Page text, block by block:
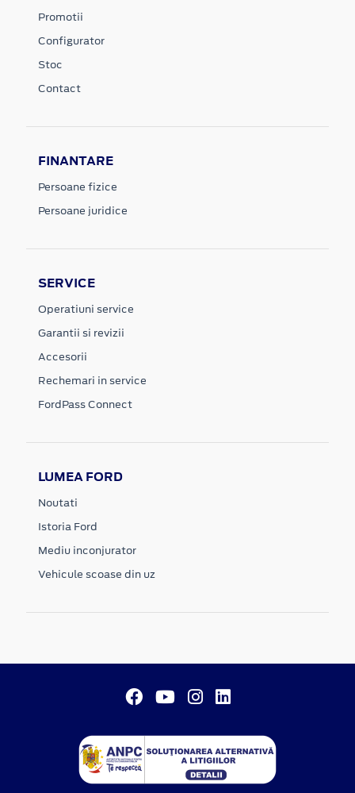
Promotii
Configurator
Stoc
Contact
FINANTARE
Persoane fizice
Persoane juridice
SERVICE
Operatiuni service
Garantii si revizii
Accesorii
Rechemari in service
FordPass Connect
LUMEA FORD
Noutati
Istoria Ford
Mediu inconjurator
Vehicule scoase din uz